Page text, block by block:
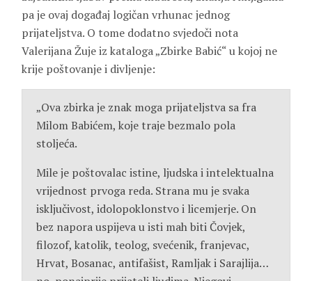
pa je ovaj događaj logičan vrhunac jednog
prijateljstva. O tome dodatno svjedoči nota
Valerijana Žuje iz kataloga „Zbirke Babić“ u kojoj ne
krije poštovanje i divljenje:
„Ova zbirka je znak moga prijateljstva sa fra
Milom Babićem, koje traje bezmalo pola
stoljeća.
Mile je poštovalac istine, ljudska i intelektualna
vrijednost prvoga reda. Strana mu je svaka
isključivost, idolopoklonstvo i licemjerje. On
bez napora uspijeva u isti mah biti Čovjek,
filozof, katolik, teolog, svećenik, franjevac,
Hrvat, Bosanac, antifašist, Ramljak i Sarajlija…